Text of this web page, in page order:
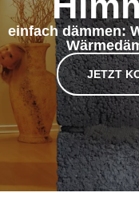
einfach dämmen:
JETZT